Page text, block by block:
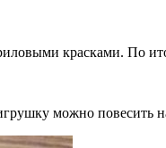
красками. По
можно повесить